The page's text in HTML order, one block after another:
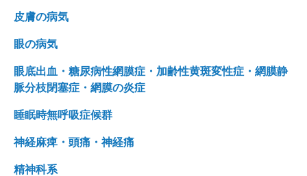
皮膚の病気
眼の病気
眼底出血・糖尿病性網膜症・加齢性黄斑変性症・網膜静
脈分枝閉塞症・網膜の炎症
睡眠時無呼吸症候群
神経麻痺・頭痛・神経痛
精神科系